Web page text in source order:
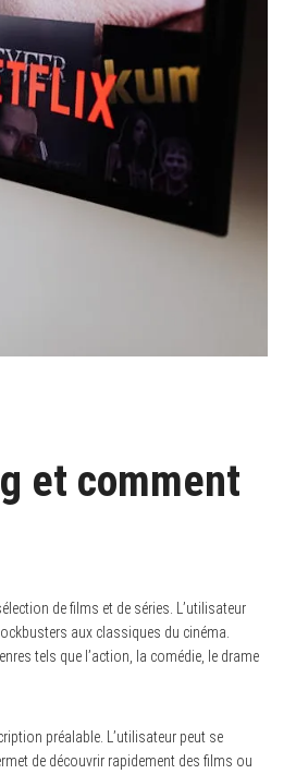
et comment
de films et de séries. L’utilisateur
aux classiques du cinéma.
tels que l’action, la comédie, le drame
préalable. L’utilisateur peut se
de découvrir rapidement des films ou